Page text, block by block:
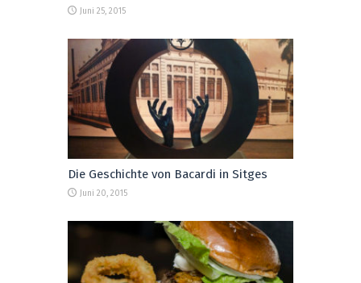
Juni 25, 2015
Die Geschichte von Bacardi in Sitges
Juni 20, 2015